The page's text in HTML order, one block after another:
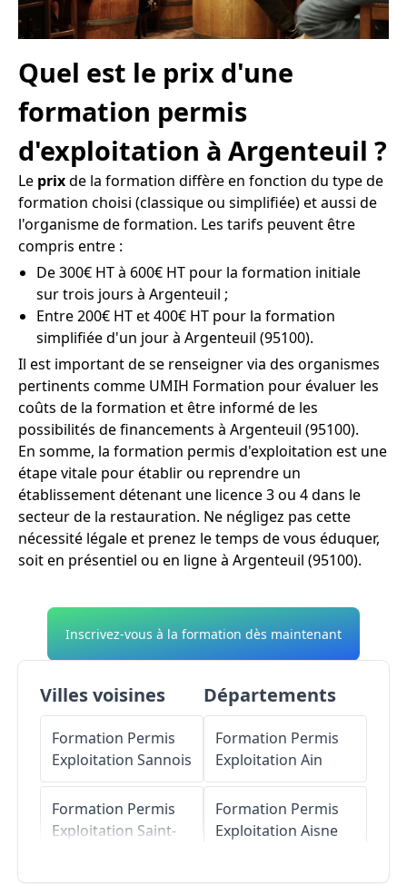
Quel est le prix d'une
formation permis
d'exploitation à Argenteuil ?
Le prixde la formation diffère en fonction du type de
formation choisi (classique ou simplifiée) et aussi de
l'organisme de formation. Les tarifs peuvent être
compris entre :
De 300€ HT à 600€ HT pour la formation initiale
sur trois jours à Argenteuil ;
Entre 200€ HT et 400€ HT pour la formation
simplifiée d'un jour à Argenteuil (95100).
Il est important de se renseigner via des organismes
pertinents comme UMIH Formation pour évaluer les
coûts de la formation et être informé de les
possibilités de financements à Argenteuil (95100).
En somme, la formation permis d'exploitation est une
étape vitale pour établir ou reprendre un
établissement détenant une licence 3 ou 4 dans le
secteur de la restauration. Ne négligez pas cette
nécessité légale et prenez le temps de vous éduquer,
soit en présentiel ou en ligne à Argenteuil (95100).
Inscrivez-vous à la formation dès maintenant
Villes voisines
Formation Permis
Exploitation Sannois
Formation Permis
Exploitation Saint-
Départements
Formation Permis
Exploitation Ain
Formation Permis
Exploitation Aisne
Formation Permis